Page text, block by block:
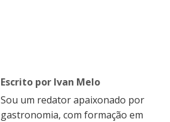
Escrito por Ivan Melo
Sou um redator apaixonado por
gastronomia, com formação em